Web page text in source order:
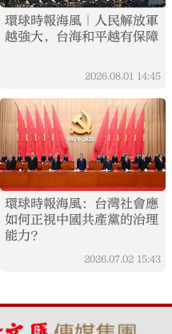
環球時報海風｜人民解放軍
越強大，台海和平越有保障
2026.08.01 14:45
環球時報海風：台灣社會應
如何正視中國共產黨的治理
能力？
2026.07.02 15:43